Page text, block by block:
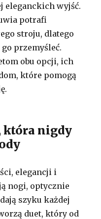
eleganckich wyjść.
potrafi
stroju, dlatego
przemyśleć.
obu opcji, ich
które pomogą
która nigdy
elegancji i
nogi, optycznie
szyku każdej
duet, który od